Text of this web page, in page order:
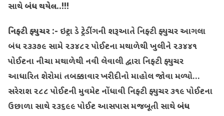
સાથેબંધ થયેલ..!!!
નિફ્ટી ફ્યુચર :- ઇન્ટ્રા ડે ટ્રેડીંગની શરૂઆતે નિફ્ટી ફ્યુચર આગલા
બંધ ૨૩૩૭૯ સામે ૨૩૪૮૨ પોઈન્ટના મથાળેથી ખુલીને ૨૩૪૪૧
પોઈન્ટના નીચા મથાળેથી નવી લેવાલી દ્વારા નિફ્ટી ફ્યુચર
આધારિત શેરોમાં તબક્કાવાર ખરીદીનો માહોલ જોવા મળ્યો…
સરેરાશ ૨૮૮ પોઈન્ટની મુવમેન્ટ નોંધાવી નિફ્ટી ફ્યુચર ૩૧૯ પોઈન્ટના
ઉછાળા સાથે ૨૩૬૯૯ પોઈન્ટ આસપાસ મજબૂતી સાથેબંધ